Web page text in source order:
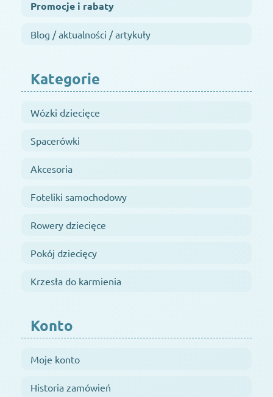
Promocje i rabaty
Blog / aktualności / artykuły
Kategorie
Wózki dziecięce
Spacerówki
Akcesoria
Foteliki samochodowy
Rowery dziecięce
Pokój dziecięcy
Krzesła do karmienia
Konto
Moje konto
Historia zamówień